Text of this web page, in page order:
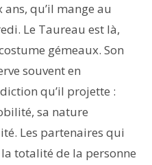
qu’il mange au
Le Taureau est là,
gémeaux. Son
souvent en
qu’il projette :
sa nature
Les partenaires qui
totalité de la personne